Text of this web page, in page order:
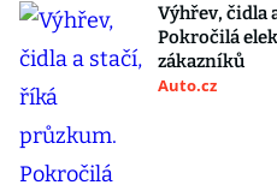
Výhřev, čidla
Pokročilá
zákazníků
Auto.cz